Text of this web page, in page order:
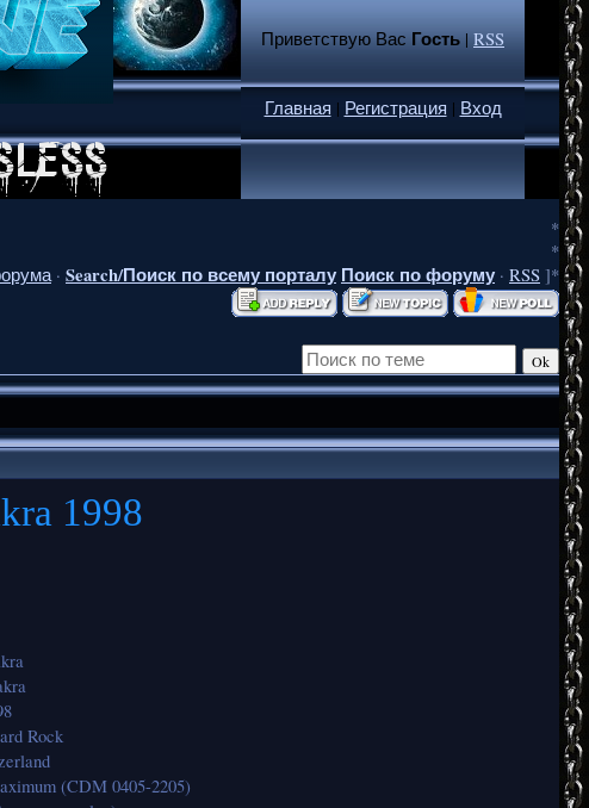
Приветствую Вас Гость|RSS
Главная | Регистрация | Вход
*
*
· Search/Поиск по всему порталу Поиск по форуму · RSS ]*
1998
Rock
(CDM 0405-2205)